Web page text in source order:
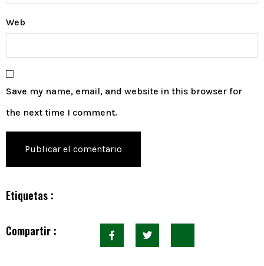
Web
Save my name, email, and website in this browser for
the next time I comment.
Etiquetas :
Compartir :